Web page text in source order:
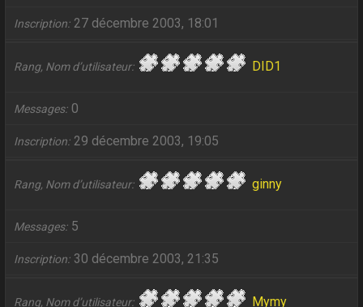
Inscription 27 décembre 2003, 18:01
Rang, Nom d’utilisateur DID1
Messages 0
Inscription 29 décembre 2003, 19:05
Rang, Nom d’utilisateur ginny
Messages 5
Inscription 30 décembre 2003, 21:35
Rang, Nom d’utilisateur Mymy